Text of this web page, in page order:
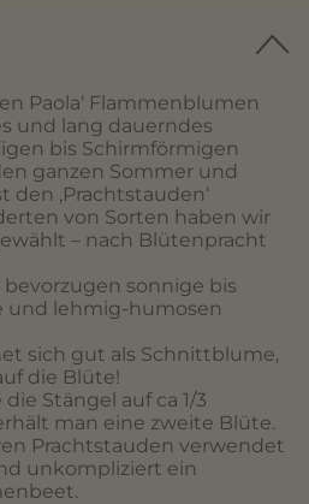
Paola‘ Flammenblumen
und lang dauerndes
bis Schirmförmigen
ganzen Sommer und
‚Prachtstauden‘
von Sorten haben wir
– nach Blütenpracht
sonnige bis
und lehmig-humosen
sich gut als Schnittblume,
die Blüte!
Stängel auf ca 1/3
man eine zweite Blüte.
Prachtstauden verwendet
unkompliziert ein